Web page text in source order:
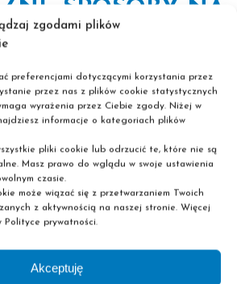
zgodami plików
preferencjami dotyczącymi korzystania przez
przez nas z plików cookie statystycznych
wyrażenia przez Ciebie zgody. Niżej w
informacje o kategoriach plików
pliki cookie lub odrzucić te, które nie są
Masz prawo do wglądu w swoje ustawienia
czasie.
może wiązać się z przetwarzaniem Twoich
z aktywnością na naszej stronie. Więcej
Polityce prywatności.
Akceptuję
SPOSOBY NA
CZASU
które możesz wdrożyć już
30 minut na naukę nowej umiejętności.
na kolejny rok.
może stać się pasją zawodową.
online i offline – networking to klucz do
że początek roku może stać